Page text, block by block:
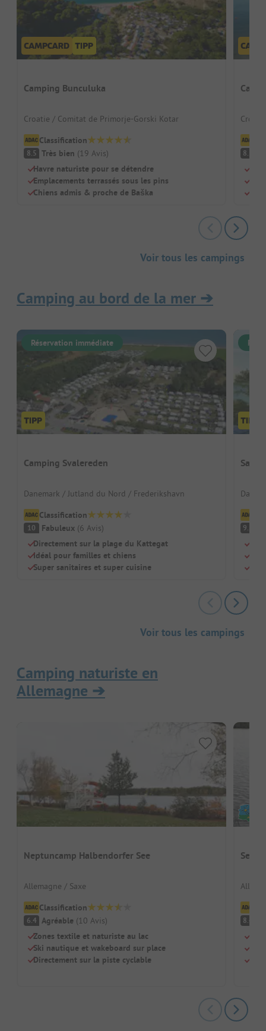
Camping Bunculuka
Croatie / Comitat de Primorje-Gorski Kotar
Classification
8.5 Très bien (19 Avis)
Havre naturiste pour se détendre
Emplacements terrassés sous les pins
Chiens admis & proche de Baška
8.5
Voir tous les campings
Camping au bord de la mer ➔
Réservation immédiate
Camping Svalereden
Danemark / Jutland du Nord / Frederikshavn
Classification
10 Fabuleux (6 Avis)
Directement sur la plage du Kattegat
Idéal pour familles et chiens
Super sanitaires et super cuisine
9.5
Voir tous les campings
Camping naturiste en
Allemagne ➔
Neptuncamp Halbendorfer See
Allemagne / Saxe
Classification
6.4 Agréable (10 Avis)
Zones textile et naturiste au lac
Ski nautique et wakeboard sur place
Directement sur la piste cyclable
8.4